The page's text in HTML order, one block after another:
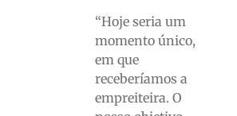
“Hoje seria um
momento único,
em que
receberíamos a
empreiteira. O